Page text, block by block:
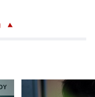
of Wales